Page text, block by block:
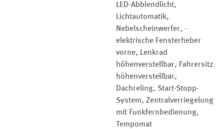
LED-Abblendlicht,
Lichtautomatik,
Nebelscheinwerfer, ­
elektrische Fensterheber
vorne, Lenkrad
höhenverstellbar, Fahrersitz
höhenverstellbar,
Dachreling, Start-Stopp-
System, Zentralverriegelung
mit Funkfernbedienung,
Tempomat